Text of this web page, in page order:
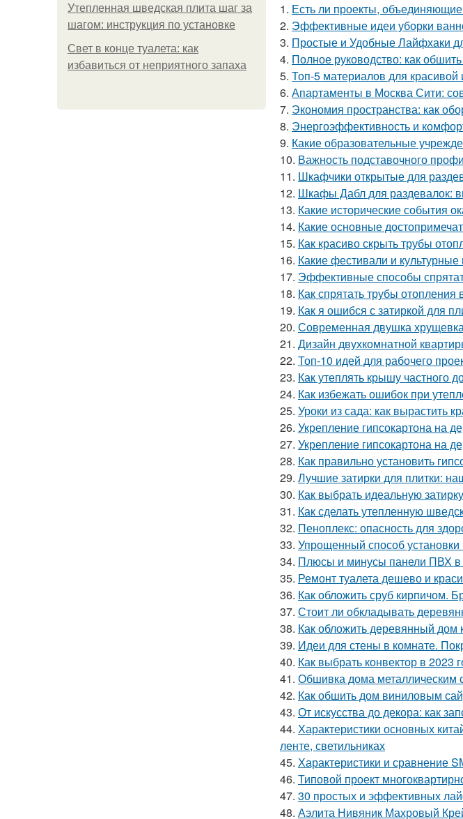
Утепленная шведская плита шаг за
шагом: инструкция по установке
Свет в конце туалета: как
избавиться от неприятного запаха
1. Есть ли проекты,
2. Эффективные идеи уборки
3. Простые и Удобные Лайфхаки
4. Полное руководство: как
5. Топ-5 материалов для
6. Апартаменты в Москва Сити:
7. Экономия пространства: как
8. Энергоэффективность и
9. Какие образовательные
10. Важность подставочного
11. Шкафчики открытые для
12. Шкафы Дабл для раздевалок:
13. Какие исторические события
14. Какие основные
15. Как красиво скрыть трубы
16. Какие фестивали и
17. Эффективные способы
18. Как спрятать трубы
19. Как я ошибся с затиркой для
20. Современная двушка хрущевка
21. Дизайн двухкомнатной
22. Топ-10 идей для рабочего
23. Как утеплять крышу частного
24. Как избежать ошибок при
25. Уроки из сада: как вырастить
26. Укрепление гипсокартона на
27. Укрепление гипсокартона на
28. Как правильно установить
29. Лучшие затирки для плитки:
30. Как выбрать идеальную
31. Как сделать утепленную
32. Пеноплекс: опасность для
33. Упрощенный способ установки
34. Плюсы и минусы панели ПВХ в
35. Ремонт туалета дешево и
36. Как обложить сруб кирпичом.
37. Стоит ли обкладывать
38. Как обложить деревянный дом
39. Идеи для стены в комнате.
40. Как выбрать конвектор в 2023
41. Обшивка дома
42. Как обшить дом виниловым
43. От искусства до декора: как
44. Характеристики основных
ленте, светильниках
45. Характеристики и сравнение
46. Типовой проект
47. 30 простых и эффективных
48. Аэлита Нивяник Махровый